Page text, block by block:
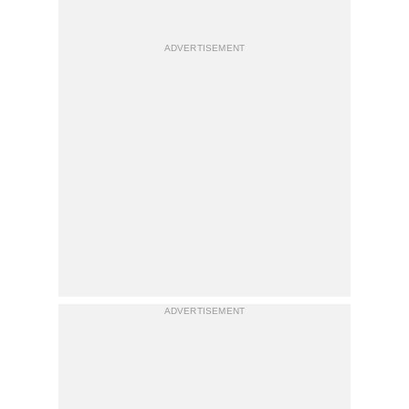
ADVERTISEMENT
ADVERTISEMENT